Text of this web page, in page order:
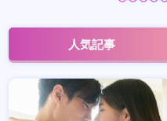
人気記事